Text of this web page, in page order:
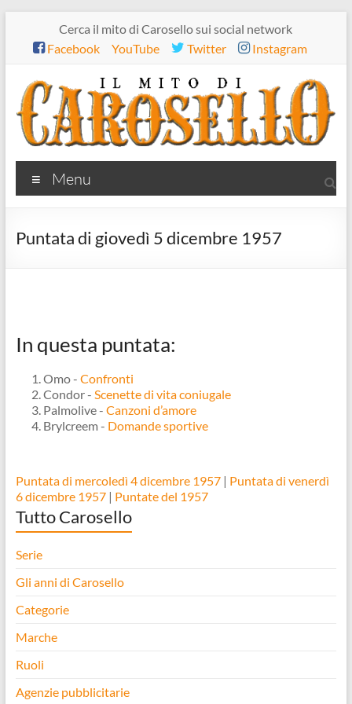
contenuto
Cerca il mito di Carosello sui social network
Facebook
YouTube Twitter Instagram
Il
mito
di
Carosello
Menu
Puntata di giovedì 5 dicembre 1957
In questa puntata:
Omo - Confronti
Condor - Scenette di vita coniugale
Palmolive - Canzoni d’amore
Brylcreem - Domande sportive
Puntata di mercoledì 4 dicembre 1957| Puntata di venerdì
6 dicembre 1957| Puntate del 1957
Tutto Carosello
Serie
Gli anni di Carosello
Categorie
Marche
Ruoli
Agenzie pubblicitarie